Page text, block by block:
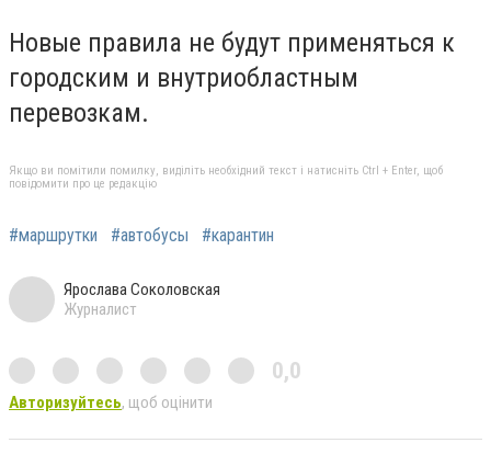
Новые правила не будут применяться к
городским и внутриобластным
перевозкам.
Якщо ви помітили помилку, виділіть необхідний текст і натисніть Ctrl + Enter, щоб
повідомити про це редакцію
#маршрутки #автобусы #карантин
Ярослава Соколовская
Журналист
0,0
Авторизуйтесь, щоб оцінити